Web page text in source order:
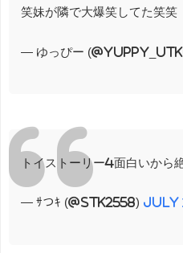
笑妹が隣で大爆笑してた笑笑
— ゆっぴー
トイストーリー4面白いから
— ｻつｷ (@stk2558) July